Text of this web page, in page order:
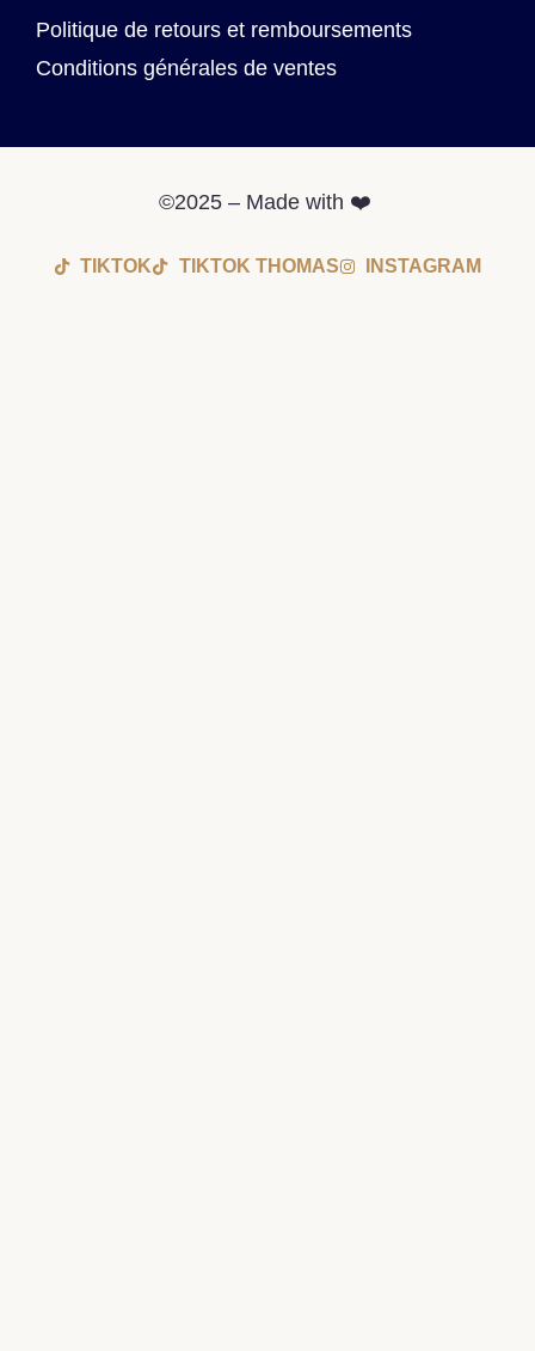
Politique de retours et remboursements
Conditions générales de ventes
©2025 – Made with ❤️
TIKTOK TIKTOK THOMAS INSTAGRAM